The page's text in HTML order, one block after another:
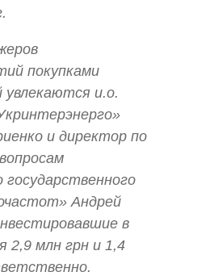
покупками
увлекаются и.о.
и директор по
государственного
Андрей
в
2,9 млн грн и 1,4